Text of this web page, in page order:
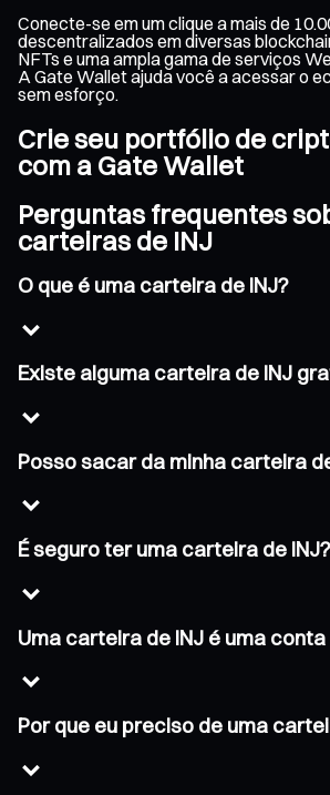
Conecte-se em um clique a mais de
descentralizados em diversas
NFTs e uma ampla gama de serviços
A Gate Wallet ajuda você a acessar o
sem esforço.
Crie seu portfólio de
com a Gate Wallet
Perguntas frequentes
carteiras de INJ
O que é uma carteira de INJ?
Existe alguma carteira de INJ
Posso sacar da minha carteira
É seguro ter uma carteira de INJ?
Uma carteira de INJ é uma
Por que eu preciso de uma